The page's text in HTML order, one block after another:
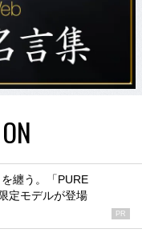
纏う。「PURE
定モデルが登場
PR